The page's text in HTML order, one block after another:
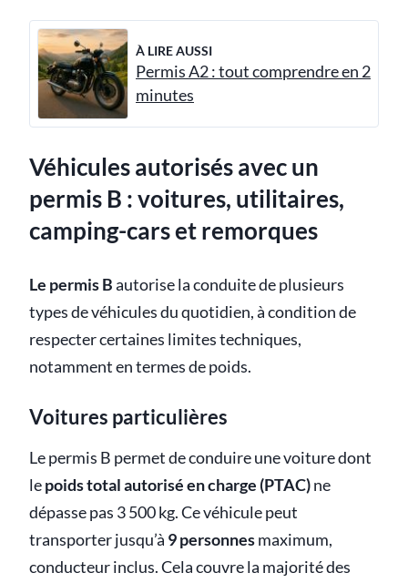
À LIRE AUSSI
Permis A2 : tout comprendre en 2
minutes
Véhicules autorisés avec un
permis B : voitures, utilitaires,
camping-cars et remorques
Le permis Bautorise la conduite de plusieurs
types de véhicules du quotidien, à condition de
respecter certaines limites techniques,
notamment en termes de poids.
Voitures particulières
Le permis B permet de conduire une voiture dont
lepoids total autorisé en charge (PTAC)ne
dépasse pas 3 500 kg. Ce véhicule peut
transporter jusqu’à 9 personnesmaximum,
conducteur inclus. Cela couvre la majorité des